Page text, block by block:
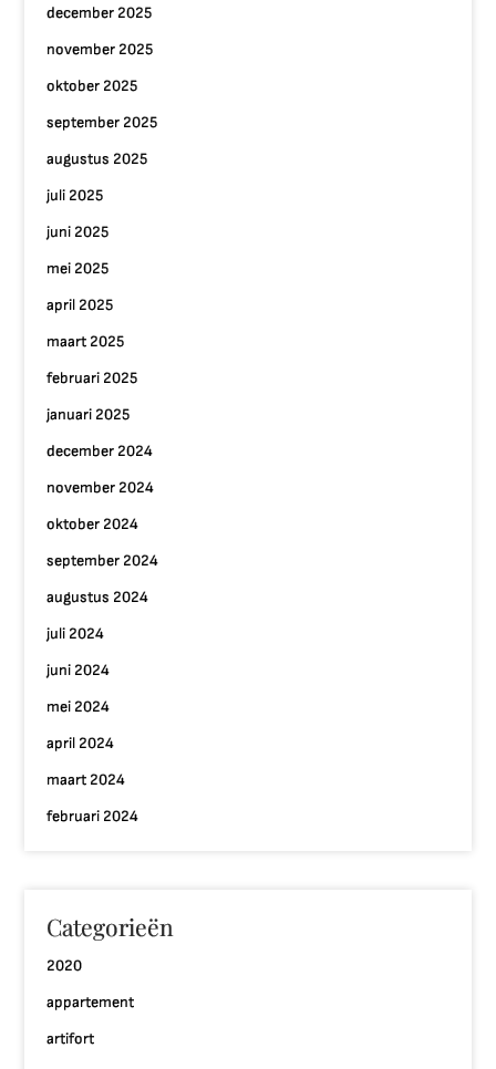
december 2025
november 2025
oktober 2025
september 2025
augustus 2025
juli 2025
juni 2025
mei 2025
april 2025
maart 2025
februari 2025
januari 2025
december 2024
november 2024
oktober 2024
september 2024
augustus 2024
juli 2024
juni 2024
mei 2024
april 2024
maart 2024
februari 2024
Categorieën
2020
appartement
artifort